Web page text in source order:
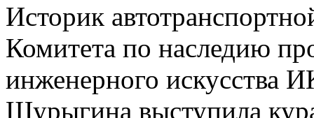
Историк
Комитета по наследию
инженерного искусства
Шурыгина выступила